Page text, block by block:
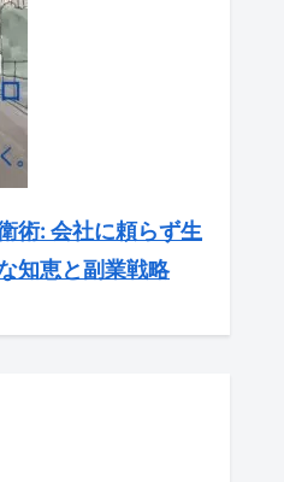
術: 会社に頼らず生
知恵と副業戦略